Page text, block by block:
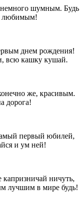
шумным. Будь
любимым!
днем рождения!
всю кашку кушай.
же, красивым.
дорога!
первый юбилей,
и ум ней!
ничуть,
лучшим в мире будь!